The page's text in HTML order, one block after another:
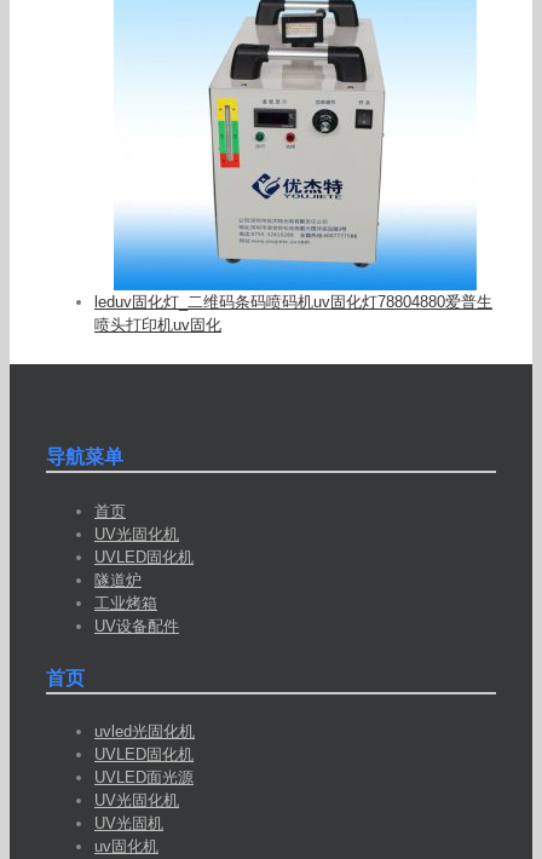
leduv固化灯_二维码条码喷码机uv固化灯78804880爱普生
喷头打印机uv固化
导航菜单
首页
UV光固化机
UVLED固化机
隧道炉
工业烤箱
UV设备配件
首页
uvled光固化机
UVLED固化机
UVLED面光源
UV光固化机
UV光固机
uv固化机